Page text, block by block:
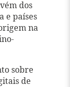
dos
e países
na
sobre
de